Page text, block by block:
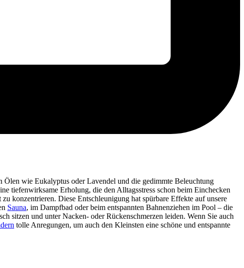
Ölen wie Eukalyptus oder Lavendel und die gedimmte Beleuchtung
tiefenwirksame Erholung, die den Alltagsstress schon beim Einchecken
konzentrieren. Diese Entschleunigung hat spürbare Effekte auf unsere
Sauna, im Dampfbad oder beim entspannten Bahnenziehen im Pool – die
sitzen und unter Nacken- oder Rückenschmerzen leiden. Wenn Sie auch
tolle Anregungen, um auch den Kleinsten eine schöne und entspannte